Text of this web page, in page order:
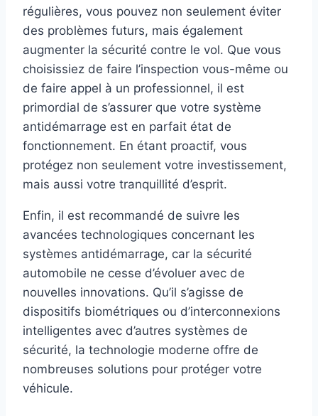
régulières, vous pouvez non seulement éviter
des problèmes futurs, mais également
augmenter la sécurité contre le vol. Que vous
choisissiez de faire l’inspection vous-même ou
de faire appel à un professionnel, il est
primordial de s’assurer que votre système
antidémarrage est en parfait état de
fonctionnement. En étant proactif, vous
protégez non seulement votre investissement,
mais aussi votre tranquillité d’esprit.
Enfin, il est recommandé de suivre les
avancées technologiques concernant les
systèmes antidémarrage, car la sécurité
automobile ne cesse d’évoluer avec de
nouvelles innovations. Qu’il s’agisse de
dispositifs biométriques ou d’interconnexions
intelligentes avec d’autres systèmes de
sécurité, la technologie moderne offre de
nombreuses solutions pour protéger votre
véhicule.